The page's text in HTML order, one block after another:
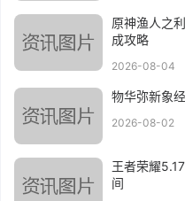
原神渔人之
成攻略
2026-08-04
物华弥新象
2026-08-02
王者荣耀
间